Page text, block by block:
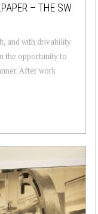
– THE SW
and with drivability
the opportunity to
After work